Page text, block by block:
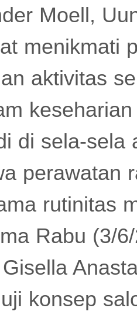
Moell,
menikmati
aktivitas
di sela-sela
perawatan
rutinitas
Rabu (3/
konsep